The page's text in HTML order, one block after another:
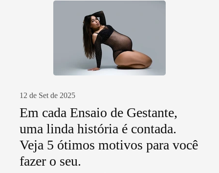
12 de Set de 2025
Em cada Ensaio de Gestante,
uma linda história é contada.
Veja 5 ótimos motivos para você
fazer o seu.